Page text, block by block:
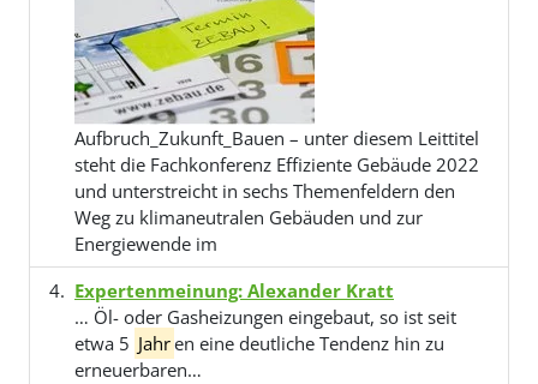
Aufbruch_Zukunft_Bauen – unter diesem Leittitel
steht die Fachkonferenz Effiziente Gebäude 2022
und unterstreicht in sechs Themenfeldern den
Weg zu klimaneutralen Gebäuden und zur
Energiewende im
Expertenmeinung: Alexander Kratt
… Öl- oder Gasheizungen eingebaut, so ist seit
etwa 5 Jahren eine deutliche Tendenz hin zu
erneuerbaren…